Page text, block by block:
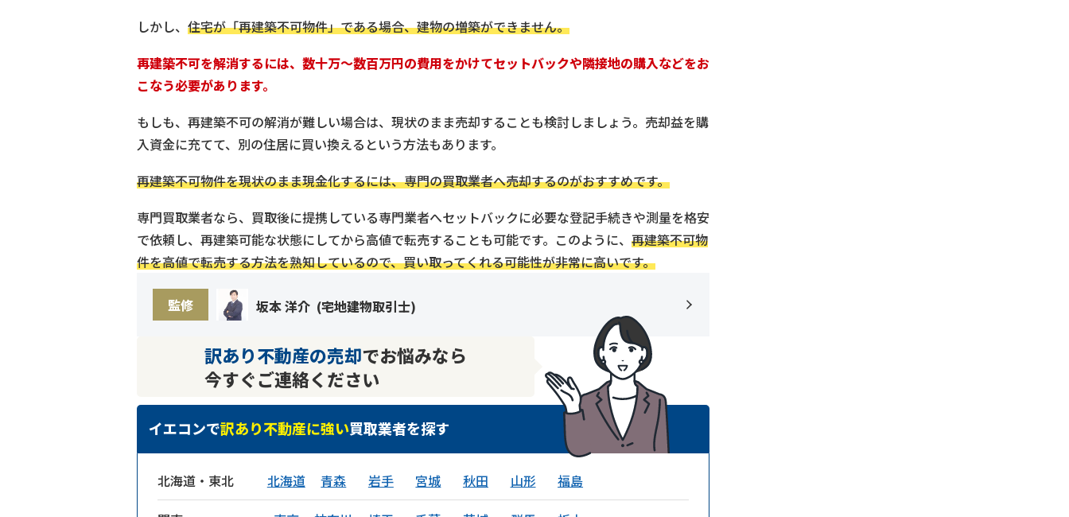
しかし、 住宅が「再建築不可物件」である場合、建物の増築ができません。
再建築不可を解消するには、数十万～数百万円の費用をかけてセットバックや隣接地の購入などをお
こなう必要があります。
もしも、再建築不可の解消が難しい場合は、現状のまま売却することも検討しましょう。売却益を購
入資金に充てて、別の住居に買い換えるという方法もあります。
再建築不可物件を現状のまま現金化するには、専門の買取業者へ売却するのがおすすめです。
専門買取業者なら、買取後に提携している専門業者へセットバックに必要な登記手続きや測量を格安
で依頼し、再建築可能な状態にしてから高値で転売することも可能です。このように、 再建築不可物
件を高値で転売する方法を熟知しているので、買い取ってくれる可能性が非常に高いです。
監修 坂本 洋介 (宅地建物取引士)
訳あり不動産の売却でお悩みなら
今すぐご連絡ください
イエコンで訳あり不動産に強い買取業者を探す
北海道・東北 北海道 青森 岩手 宮城 秋田 山形 福島